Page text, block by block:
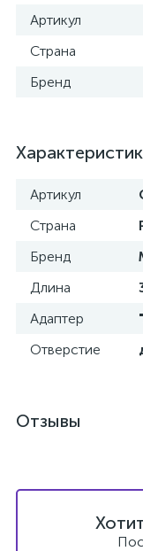
Артикул
Страна
Бренд
Артикул
Страна
Бренд
Длина
Адаптер
Отверстие
Отзывы